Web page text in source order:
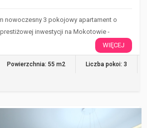
nowoczesny 3 pokojowy apartament o
inwestycji na Mokotowie -
WIĘCEJ
Powierzchnia: 55 m2 Liczba pokoi: 3